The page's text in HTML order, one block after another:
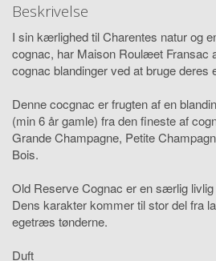
Beskrivelse
I sin kærlighed til Charentes natur og
cognac, har Maison Roulæet Fransac
cognac blandinger ved at bruge deres
Denne cocgnac er frugten af en
(min 6 år gamle) fra den fineste af
Grande Champagne, Petite
Bois.
Old Reserve Cognac er en særlig
Dens karakter kommer til stor del fra
egetræs tønderne.
Duft